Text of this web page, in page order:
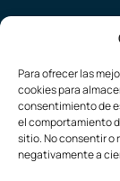
Para ofrecer las
cookies para
consentimiento de
el comportamiento
sitio. No consentir
negativamente a